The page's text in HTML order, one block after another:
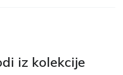
iz kolekcije